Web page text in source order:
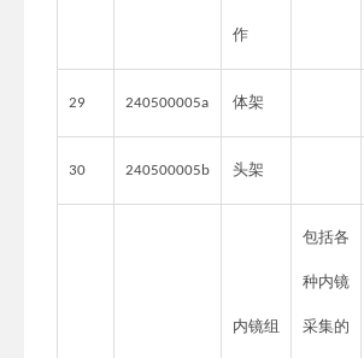
作
29 240500005a 体架
30 240500005b 头架
内镜组
包括各
种内镜
采集的